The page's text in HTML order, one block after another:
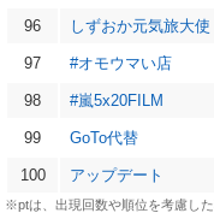
96 しずおか元気旅大使
97 #オモウマい店
98 #嵐5x20FILM
99 GoTo代替
100 アップデート
※ptは、出現回数や順位を考慮した